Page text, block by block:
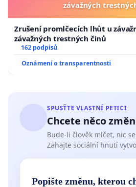
závažných
Zrušení promlčecích lhůt u
závažných trestných činů
162 podpisů
Oznámení o transparentnosti
SPUSŤTE VLASTNÍ PETICI
Chcete něco
Bude-li člověk mlčet, nic
Zahajte sociální hnutí
Popište změnu, kterou